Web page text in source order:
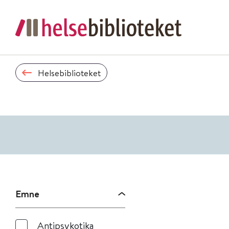
Helsebiblioteket
Emne
Antipsykotika